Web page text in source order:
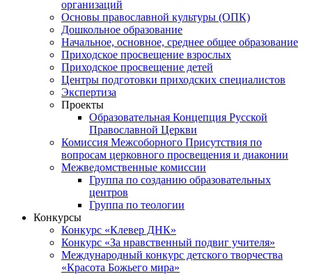
организаций
Основы православной культуры (ОПК)
Дошкольное образование
Начальное, основное, среднее общее образование
Приходское просвещение взрослых
Приходское просвещение детей
Центры подготовки приходских специалистов
Экспертиза
Проекты
Образовательная Концепция Русской
Православной Церкви
Комиссия Межсоборного Присутствия по
вопросам церковного просвещения и диаконии
Межведомственные комиссии
Группа по созданию образовательных
центров
Группа по теологии
Конкурсы
Конкурс «Клевер ДНК»
Конкурс «За нравственный подвиг учителя»
Международный конкурс детского творчества
«Красота Божьего мира»